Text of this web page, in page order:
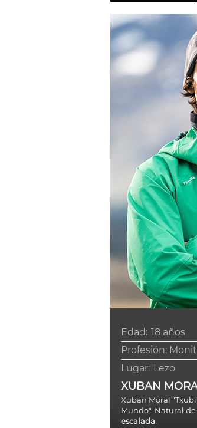
Edad: 18 años
Profesión:
Lugar: Lezo
XUBAN
Xuban Moral
Mundo". Natural
escalada